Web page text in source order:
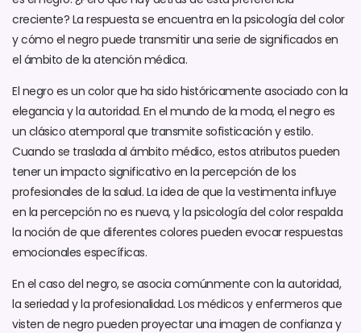
creciente? La respuesta se encuentra en la psicología del color
y cómo el negro puede transmitir una serie de significados en
el ámbito de la atención médica.
El negro es un color que ha sido históricamente asociado con la
elegancia y la autoridad. En el mundo de la moda, el negro es
un clásico atemporal que transmite sofisticación y estilo.
Cuando se traslada al ámbito médico, estos atributos pueden
tener un impacto significativo en la percepción de los
profesionales de la salud. La idea de que la vestimenta influye
en la percepción no es nueva, y la psicología del color respalda
la noción de que diferentes colores pueden evocar respuestas
emocionales específicas.
En el caso del negro, se asocia comúnmente con la autoridad,
la seriedad y la profesionalidad. Los médicos y enfermeros que
visten de negro pueden proyectar una imagen de confianza y